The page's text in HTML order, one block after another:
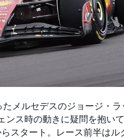
メルセデスのジョージ・
ス時の動きに疑問を抱いて
スタート。レース前半はル